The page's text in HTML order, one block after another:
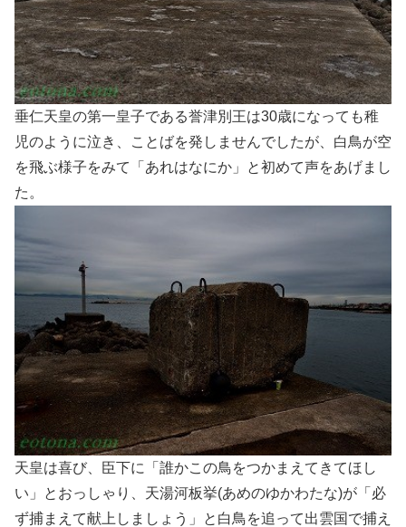
垂仁天皇の第一皇子である誉津別王は30歳になっても稚
児のように泣き、ことばを発しませんでしたが、白鳥が空
を飛ぶ様子をみて「あれはなにか」と初めて声をあげまし
た。
天皇は喜び、臣下に「誰かこの鳥をつかまえてきてほし
い」とおっしゃり、天湯河板挙(あめのゆかわたな)が「必
ず捕まえて献上しましょう」と白鳥を追って出雲国で捕え